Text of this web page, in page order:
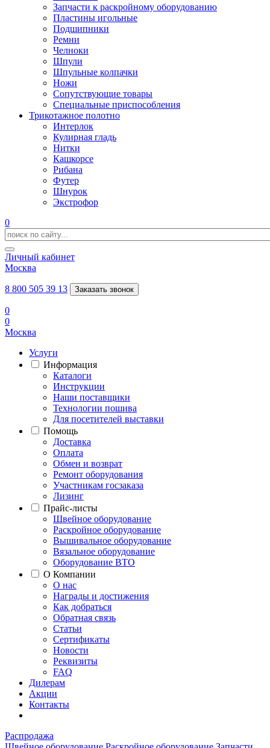
Запчасти к раскройному оборудованию
Пластины игольные
Подшипники
Ремни
Челноки
Шпули
Шпульные колпачки
Ножи
Сопутствующие товары
Специальные приспособления
Трикотажное полотно
Интерлок
Кулирная гладь
Нитки
Кашкорсе
Рибана
Футер
Шнурок
Экстрофор
0
Личный кабинет
Москва
8 800 505 39 13 Заказать звонок
0
0
Москва
Услуги
Информация
Каталоги
Инструкции
Наши поставщики
Технологии пошива
Для посетителей выставки
Помощь
Доставка
Оплата
Обмен и возврат
Ремонт оборудования
Участникам госзаказа
Лизинг
Прайс-листы
Швейное оборудование
Раскройное оборудование
Вышивальное оборудование
Вязальное оборудование
Оборудование ВТО
О Компании
О нас
Награды и достижения
Как добраться
Обратная связь
Статьи
Сертификаты
Новости
Реквизиты
FAQ
Дилерам
Акции
Контакты
Распродажа